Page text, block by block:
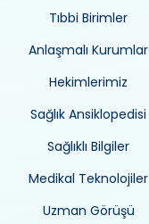
Tıbbi Birimler
Anlaşmalı Kurumlar
Hekimlerimiz
Sağlık Ansiklopedisi
Sağlıklı Bilgiler
Medikal Teknolojiler
Uzman Görüşü